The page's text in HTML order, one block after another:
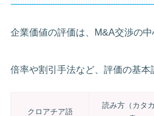
企業価値の評価は、M&A交渉の中
倍率や割引手法など、評価の基本
クロアチア語
読み方（カタ